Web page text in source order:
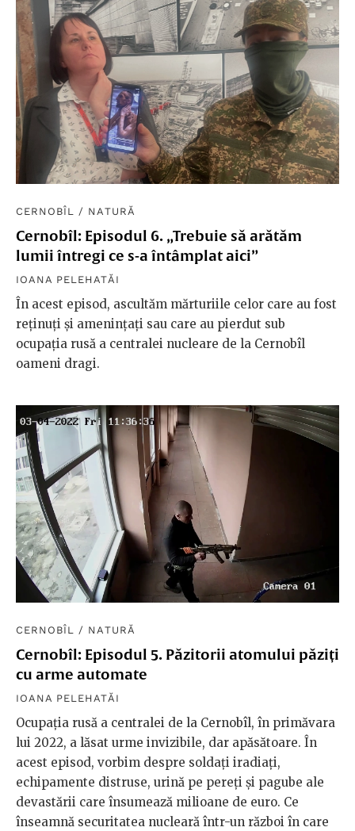
CERNOBÎL / NATURĂ
Cernobîl: Episodul 6. „Trebuie să arătăm
lumii întregi ce s-a întâmplat aici”
IOANA PELEHATĂI
În acest episod, ascultăm mărturiile celor care au fost
reținuți și amenințați sau care au pierdut sub
ocupația rusă a centralei nucleare de la Cernobîl
oameni dragi.
CERNOBÎL / NATURĂ
Cernobîl: Episodul 5. Păzitorii atomului păziți
cu arme automate
IOANA PELEHATĂI
Ocupația rusă a centralei de la Cernobîl, în primăvara
lui 2022, a lăsat urme invizibile, dar apăsătoare. În
acest episod, vorbim despre soldați iradiați,
echipamente distruse, urină pe pereți și pagube ale
devastării care însumează milioane de euro. Ce
înseamnă securitatea nucleară într-un război în care